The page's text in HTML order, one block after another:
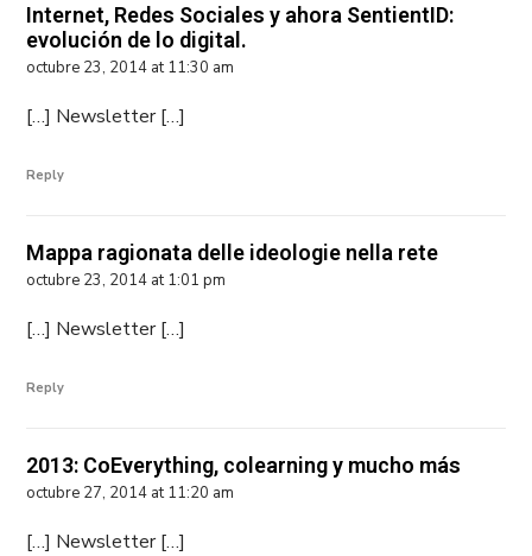
Internet, Redes Sociales y ahora SentientID:
evolución de lo digital.
octubre 23, 2014 at 11:30 am
[…] Newsletter […]
Reply
Mappa ragionata delle ideologie nella rete
octubre 23, 2014 at 1:01 pm
[…] Newsletter […]
Reply
2013: CoEverything, colearning y mucho más
octubre 27, 2014 at 11:20 am
[…] Newsletter […]